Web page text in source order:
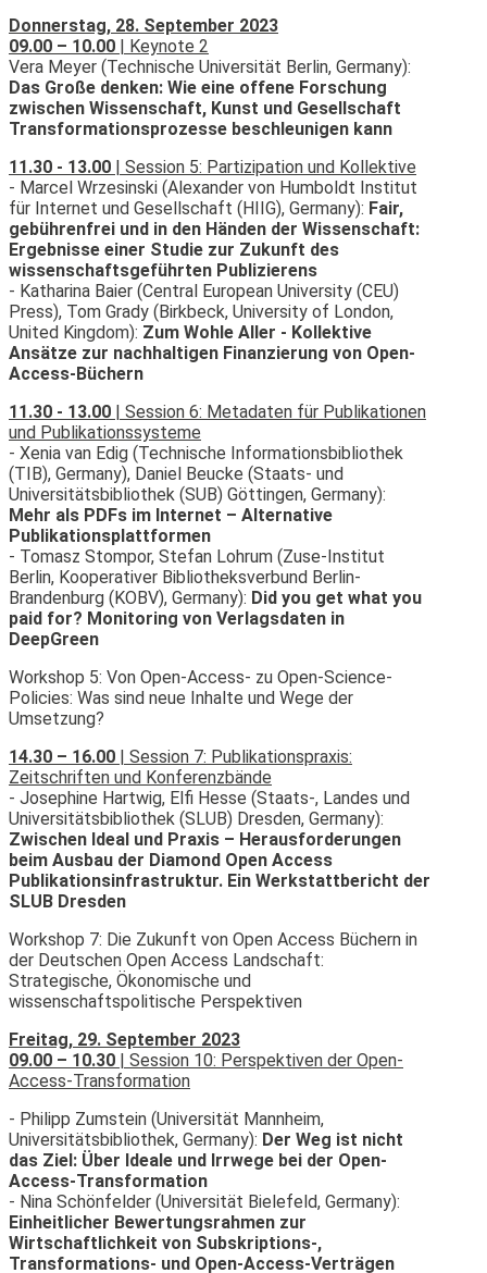
Donnerstag, 28. September 2023
09.00 – 10.00 | Keynote 2
Vera Meyer (Technische Universität Berlin, Germany):
Das Große denken: Wie eine offene Forschung
zwischen Wissenschaft, Kunst und Gesellschaft
Transformationsprozesse beschleunigen kann
11.30 - 13.00 | Session 5: Partizipation und Kollektive
- Marcel Wrzesinski (Alexander von Humboldt Institut
für Internet und Gesellschaft (HIIG), Germany): Fair,
gebührenfrei und in den Händen der Wissenschaft:
Ergebnisse einer Studie zur Zukunft des
wissenschaftsgeführten Publizierens
- Katharina Baier (Central European University (CEU)
Press), Tom Grady (Birkbeck, University of London,
United Kingdom): Zum Wohle Aller - Kollektive
Ansätze zur nachhaltigen Finanzierung von Open-
Access-Büchern
11.30 - 13.00 | Session 6: Metadaten für Publikationen
und Publikationssysteme
- Xenia van Edig (Technische Informationsbibliothek
(TIB), Germany), Daniel Beucke (Staats- und
Universitätsbibliothek (SUB) Göttingen, Germany):
Mehr als PDFs im Internet – Alternative
Publikationsplattformen
- Tomasz Stompor, Stefan Lohrum (Zuse-Institut
Berlin, Kooperativer Bibliotheksverbund Berlin-
Brandenburg (KOBV), Germany): Did you get what you
paid for? Monitoring von Verlagsdaten in
DeepGreen
Workshop 5: Von Open-Access- zu Open-Science-
Policies: Was sind neue Inhalte und Wege der
Umsetzung?
14.30 – 16.00 | Session 7: Publikationspraxis:
Zeitschriften und Konferenzbände
- Josephine Hartwig, Elfi Hesse (Staats-, Landes und
Universitätsbibliothek (SLUB) Dresden, Germany):
Zwischen Ideal und Praxis – Herausforderungen
beim Ausbau der Diamond Open Access
Publikationsinfrastruktur. Ein Werkstattbericht der
SLUB Dresden
Workshop 7: Die Zukunft von Open Access Büchern in
der Deutschen Open Access Landschaft:
Strategische, Ökonomische und
wissenschaftspolitische Perspektiven
Freitag, 29. September 2023
09.00 – 10.30 | Session 10: Perspektiven der Open-
Access-Transformation
- Philipp Zumstein (Universität Mannheim,
Universitätsbibliothek, Germany): Der Weg ist nicht
das Ziel: Über Ideale und Irrwege bei der Open-
Access-Transformation
- Nina Schönfelder (Universität Bielefeld, Germany):
Einheitlicher Bewertungsrahmen zur
Wirtschaftlichkeit von Subskriptions-,
Transformations- und Open-Access-Verträgen